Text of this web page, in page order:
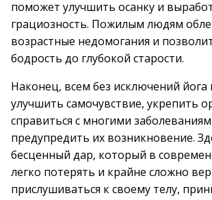
поможет улучшить осанку и
грациозность. Пожилым людям
возрастные недомогания и
бодрость до глубокой старости.
Наконец, всем без исключений
улучшить самочувствие, укрепить
справиться с многими
предупредить их возникновение.
бесценный дар, который в
легко потерять и крайне сложно
прислушиваться к своему телу,